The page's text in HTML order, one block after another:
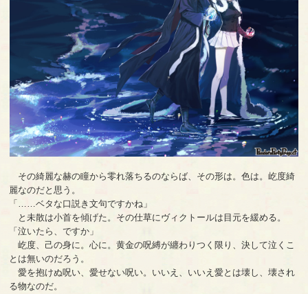
その綺麗な赫の瞳から零れ落ちるのならば、その形は。色は。屹度綺
麗なのだと思う。
「……ベタな口説き文句ですかね」
と未散は小首を傾げた。その仕草にヴィクトールは目元を緩める。
「泣いたら、ですか」
屹度、己の身に。心に。黄金の呪縛が纏わりつく限り、決して泣くこ
とは無いのだろう。
愛を抱けぬ呪い、愛せない呪い。いいえ、いいえ愛とは壊し、壊され
る物なのだ。